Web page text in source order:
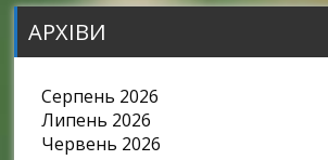
АРХІВИ
Серпень 2026
Липень 2026
Червень 2026